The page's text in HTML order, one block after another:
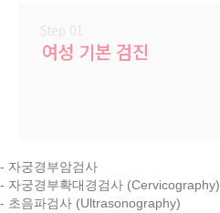
Step 01
여성 기본 검진
- 자궁경부암검사
- 자궁경부확대경검사 (Cervicography)
- 초음파검사 (Ultrasonography)